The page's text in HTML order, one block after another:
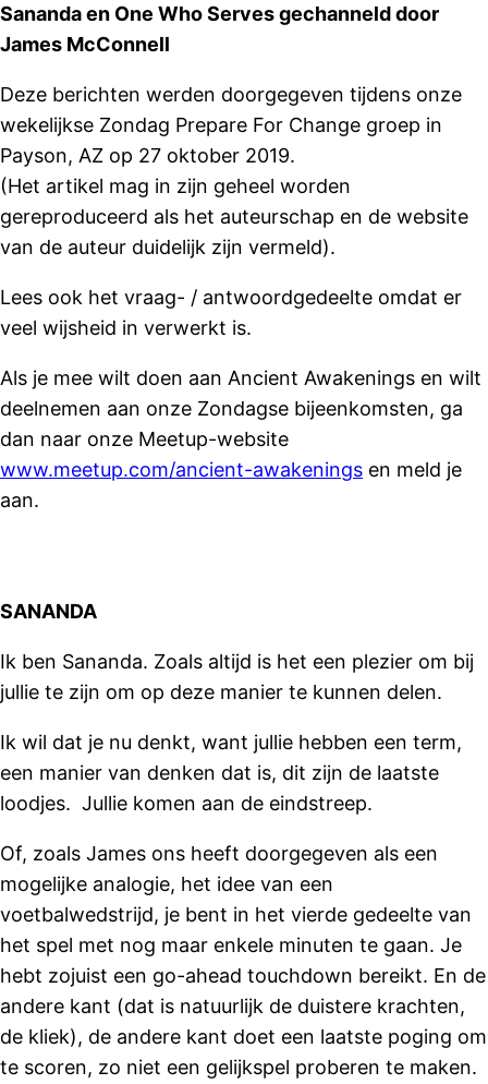
Sananda en One Who Serves gechanneld door
James McConnell
Deze berichten werden doorgegeven tijdens onze
wekelijkse Zondag Prepare For Change groep in
Payson, AZ op 27 oktober 2019.
(Het artikel mag in zijn geheel worden
gereproduceerd als het auteurschap en de website
van de auteur duidelijk zijn vermeld).
Lees ook het vraag- / antwoordgedeelte omdat er
veel wijsheid in verwerkt is.
Als je mee wilt doen aan Ancient Awakenings en wilt
deelnemen aan onze Zondagse bijeenkomsten, ga
dan naar onze Meetup-website
www.meetup.com/ancient-awakenings en meld je
aan.
SANANDA
Ik ben Sananda. Zoals altijd is het een plezier om bij
jullie te zijn om op deze manier te kunnen delen.
Ik wil dat je nu denkt, want jullie hebben een term,
een manier van denken dat is, dit zijn de laatste
loodjes. Jullie komen aan de eindstreep.
Of, zoals James ons heeft doorgegeven als een
mogelijke analogie, het idee van een
voetbalwedstrijd, je bent in het vierde gedeelte van
het spel met nog maar enkele minuten te gaan. Je
hebt zojuist een go-ahead touchdown bereikt. En de
andere kant (dat is natuurlijk de duistere krachten,
de kliek), de andere kant doet een laatste poging om
te scoren, zo niet een gelijkspel proberen te maken.